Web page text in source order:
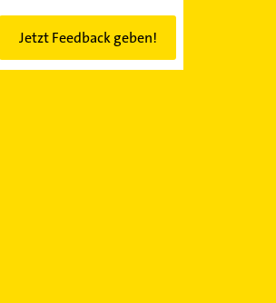
Jetzt Feedback geben!